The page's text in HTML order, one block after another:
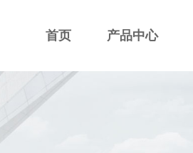
首页 产品中心